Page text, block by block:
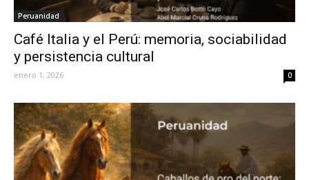
Peruanidad
Café Italia y el Perú: memoria, sociabilidad
y persistencia cultural
enero 1, 2026 0